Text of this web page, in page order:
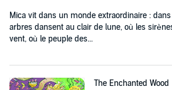
Mica vit dans un monde extraordinaire :
arbres dansent au clair de lune, où les
vent, où le peuple des...
The Enchanted Wood